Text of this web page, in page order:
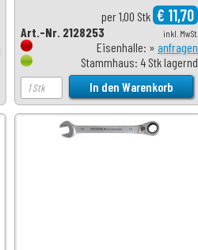
per 1,00 Stk € 11,70
inkl. MwSt.
Art.-Nr. 2128253
Eisenhalle: » anfragen
Stammhaus: 4 Stk lagernd